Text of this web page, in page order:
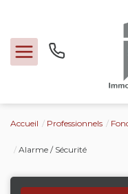
Ventes
Locations
Accueil Professionnels
Alarme / Sécurité